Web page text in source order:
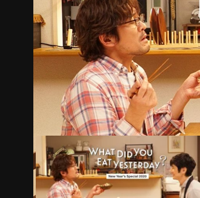
劇照 推薦影片 劇情介紹